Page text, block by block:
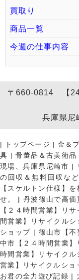
買取り
商品一覧
今週の仕事内容
〒660-0814 【24
兵庫県尼
| トップページ | 金＆
具 |骨董品＆古美術品
現場、兵庫県尼崎市 |
の回収＆無料回収など
【スケルトン仕様】
せ。
| 丹波篠山で高
【２４時間営業】リ
間営業】リサイクルシ
ショップ | 篠山市【
中市【２４時間営業
時間営業】リサイクル
営業】リサイクルショ
お君の全力遊び記録 |